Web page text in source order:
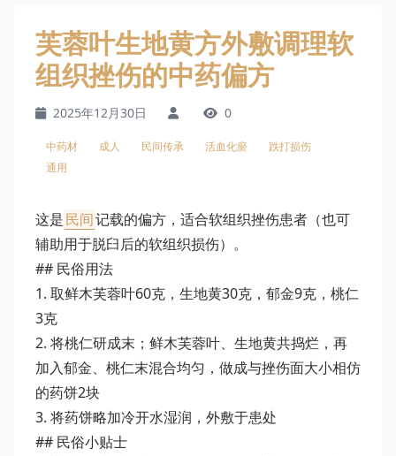
芙蓉叶生地黄方外敷调理软
组织挫伤的中药偏方
2025年12月30日 0
中药材 成人 民间传承 活血化瘀
跌打损伤
通用
这是民间记载的偏方，适合软组织挫伤患者（也可
辅助用于脱臼后的软组织损伤）。
## 民俗用法
1. 取鲜木芙蓉叶60克，生地黄30克，郁金9克，桃仁
3克
2. 将桃仁研成末；鲜木芙蓉叶、生地黄共捣烂，再
加入郁金、桃仁末混合均匀，做成与挫伤面大小相仿
的药饼2块
3. 将药饼略加冷开水湿润，外敷于患处
## 民俗小贴士